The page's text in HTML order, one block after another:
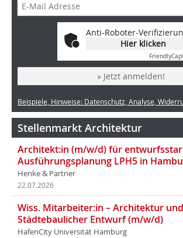
Anti-Roboter-
Hier klicken
Friendly
» Jetzt anmelden!
Beispiele, Hinweise: Datenschutz, Analyse,
Stellenmarkt Architektur
Architekt:in (m/w/d) für
Ausführungsplanung LPH5 in
Henke & Partner
22.07.2026
Wiss. Mitarbeiter:in – Architektur und
Städtebaulicher Entwurf (m/w/d)
HafenCity Universität Hamburg